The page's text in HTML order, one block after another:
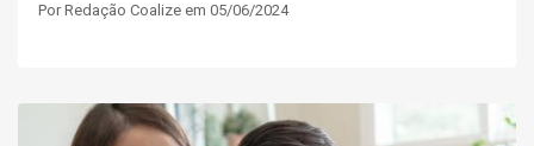
Por Redação Coalize em 05/06/2024